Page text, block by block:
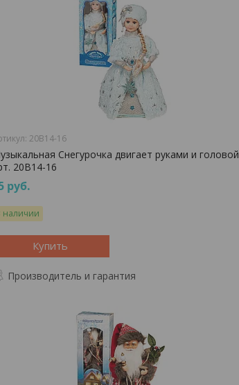
20B14-16
Снегурочка двигает руками и головой
20B14-16
руб.
наличии
Купить
Производитель и гарантия